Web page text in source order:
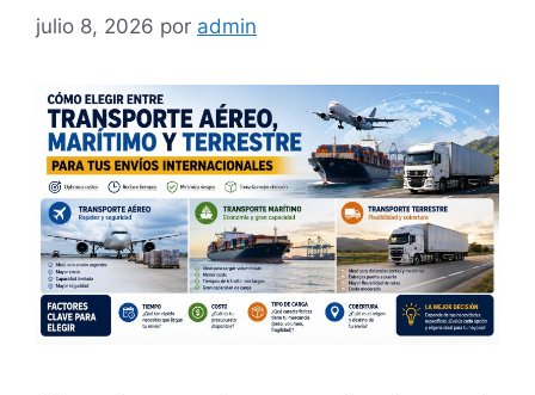
julio 8, 2026 por admin